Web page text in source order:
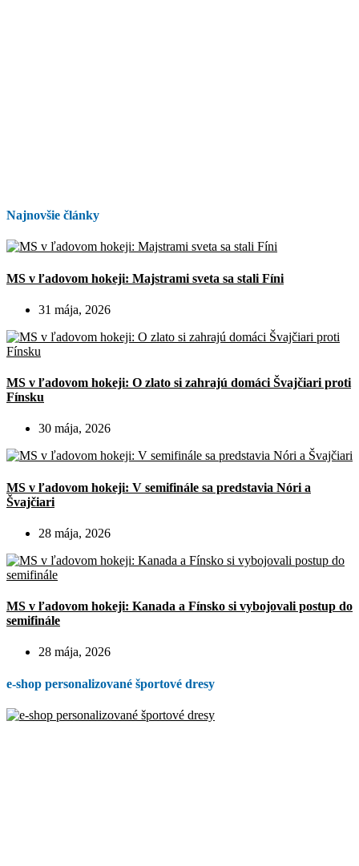
Najnovšie články
MS v ľadovom hokeji: Majstrami sveta sa stali Fíni
31 mája, 2026
MS v ľadovom hokeji: O zlato si zahrajú domáci Švajčiari proti
Fínsku
30 mája, 2026
MS v ľadovom hokeji: V semifinále sa predstavia Nóri a
Švajčiari
28 mája, 2026
MS v ľadovom hokeji: Kanada a Fínsko si vybojovali postup do
semifinále
28 mája, 2026
e-shop personalizované športové dresy